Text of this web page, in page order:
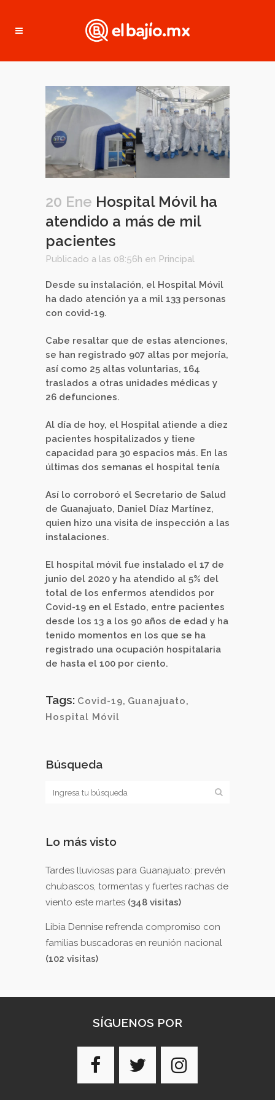
20 Ene Hospital Móvil ha
atendido a más de mil
pacientes
Publicado a las 08:56h en Principal
Desde su instalación, el Hospital Móvil
ha dado atención ya a mil 133 personas
con covid-19.
Cabe resaltar que de estas atenciones,
se han registrado 907 altas por mejoría,
así como 25 altas voluntarias, 164
traslados a otras unidades médicas y
26 defunciones.
Al día de hoy, el Hospital atiende a diez
pacientes hospitalizados y tiene
capacidad para 30 espacios más. En las
últimas dos semanas el hospital tenía
Así lo corroboró el Secretario de Salud
de Guanajuato, Daniel Díaz Martínez,
quien hizo una visita de inspección a las
instalaciones.
El hospital móvil fue instalado el 17 de
junio del 2020 y ha atendido al 5% del
total de los enfermos atendidos por
Covid-19 en el Estado, entre pacientes
desde los 13 a los 90 años de edad y ha
tenido momentos en los que se ha
registrado una ocupación hospitalaria
de hasta el 100 por ciento.
Tags: Covid-19, Guanajuato,
Hospital Móvil
Búsqueda
Lo más visto
Tardes lluviosas para Guanajuato: prevén
chubascos, tormentas y fuertes rachas de
viento este martes (348 visitas)
Libia Dennise refrenda compromiso con
familias buscadoras en reunión nacional
(102 visitas)
SÍGUENOS POR